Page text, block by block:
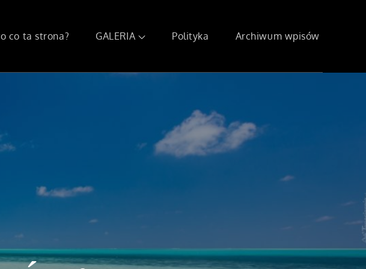
co ta strona? GALERIA Polityka Archiwum wpisów